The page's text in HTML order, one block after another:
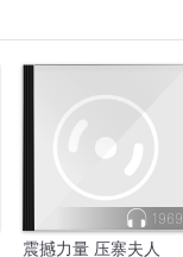
1969
震撼力量 压寨夫人